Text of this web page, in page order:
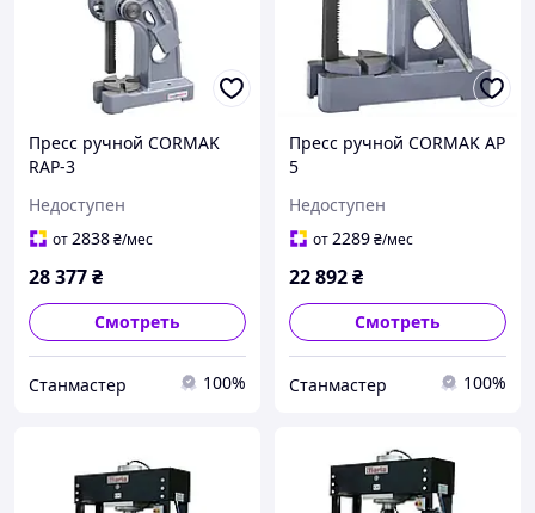
Пресс ручной CORMAK
RAP-3
Недоступен
от2838₴/мес
28 377₴
Смотреть
Станмастер 100%
Пресс ручной CORMAK AP
5
Недоступен
от2289₴/мес
22 892₴
Смотреть
Станмастер 100%